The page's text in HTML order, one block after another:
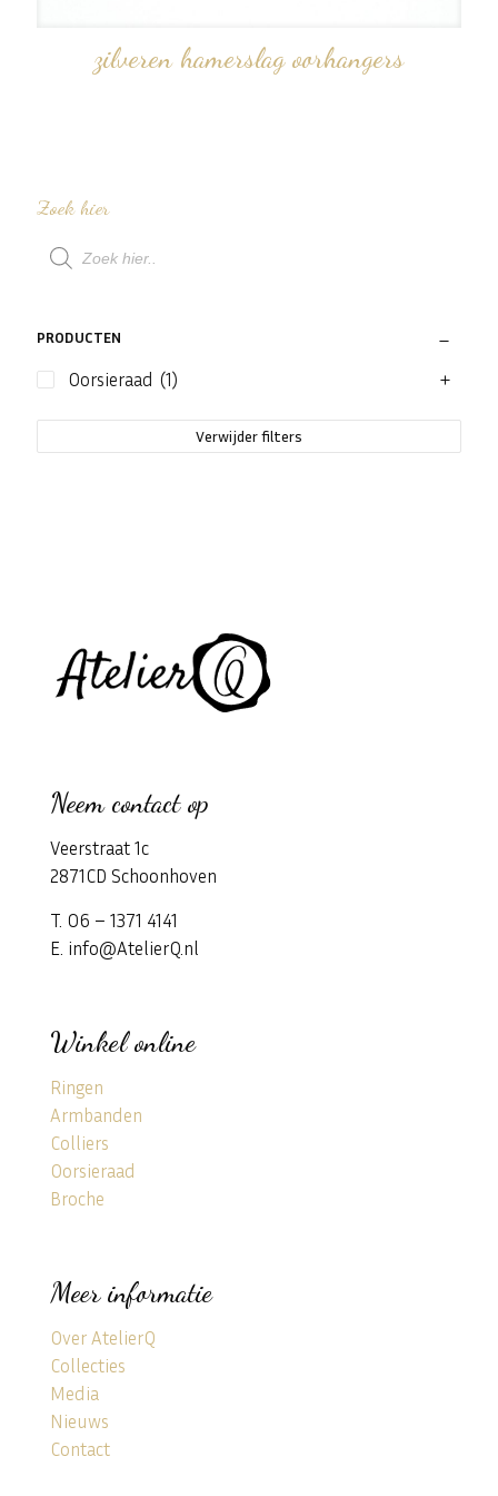
zilveren hamerslag oorhangers
Zoek hier
Producten
zoeken
PRODUCTEN
Oorsieraad (1)
Verwijder filters
Neem contact op
Veerstraat 1c
2871CD Schoonhoven
T. 06 – 1371 4141
E. info@AtelierQ.nl
Winkel online
Ringen
Armbanden
Colliers
Oorsieraad
Broche
Meer informatie
Over AtelierQ
Collecties
Media
Nieuws
Contact